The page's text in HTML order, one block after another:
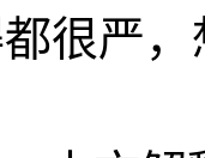
很严